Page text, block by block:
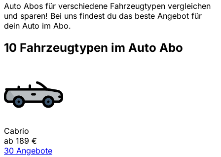
Auto Abos für verschiedene Fahrzeugtypen vergleichen
und sparen! Bei uns findest du das beste Angebot für
dein Auto im Abo.
10 Fahrzeugtypen im Auto Abo
Cabrio
ab 189 €
30 Angebote